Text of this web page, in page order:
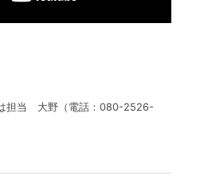
担当 大野（電話：080-2526-